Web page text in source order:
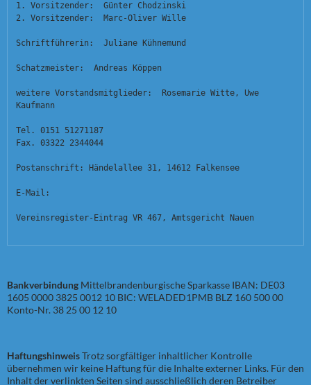
1. Vorsitzender:  Günter Chodzinski
2. Vorsitzender:  Marc-Oliver Wille
Schriftführerin:  Juliane Kühnemund
Schatzmeister:  Andreas Köppen
weitere Vorstandsmitglieder:  Rosemarie Witte, Uwe
Kaufmann
Tel. 0151 51271187
Fax. 03322 2344044
Postanschrift: Händelallee 31, 14612 Falkensee
E-Mail:
Vereinsregister-Eintrag VR 467, Amtsgericht Nauen
Bankverbindung Mittelbrandenburgische Sparkasse IBAN: DE03
1605 0000 3825 0012 10 BIC: WELADED1PMB BLZ 160 500 00
Konto-Nr. 38 25 00 12 10
HaftungshinweisTrotz sorgfältiger inhaltlicher Kontrolle
übernehmen wir keine Haftung für die Inhalte externer Links. Für den
Inhalt der verlinkten Seiten sind ausschließlich deren Betreiber